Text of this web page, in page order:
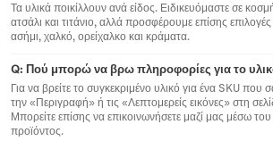
Τα υλικά ποικίλλουν ανά είδος. Ειδικευόμαστε σε
ατσάλι και τιτάνιο, αλλά προσφέρουμε επίσης
ασήμι, χαλκό, ορείχαλκο και κράματα.
Q: Πού μπορώ να βρω πληροφορίες για το
Για να βρείτε το συγκεκριμένο υλικό για ένα SKU που
την «Περιγραφή» ή τις «Λεπτομερείς εικόνες» στη
Μπορείτε επίσης να επικοινωνήσετε μαζί μας μέσω
προϊόντος.